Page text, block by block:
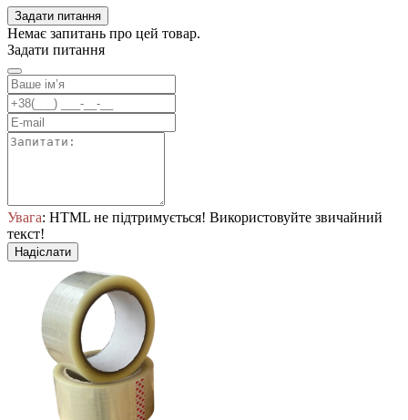
Задати питання
Немає запитань про цей товар.
Задати питання
Увага: HTML не підтримується! Використовуйте звичайний
текст!
Надіслати